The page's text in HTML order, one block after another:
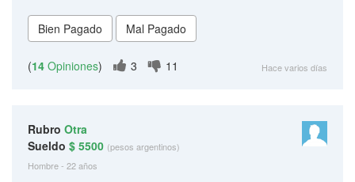
(14 Opiniones) 3 11 Hace varios días
Rubro Otra
Sueldo $ 5500 (pesos argentinos)
Hombre - 22 años